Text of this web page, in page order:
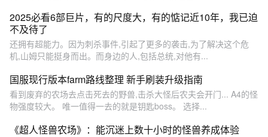
2025必看6部巨片，有的尺度大，有的惦记近10年，我已迫
不及待了
还拥有超能力。因为刺杀事件,引起了更多的袭击,为了解决这个危
机,山姆只能挺身而出。而身边的人,包括总统,对他有...
国服现行版本farm路线整理 新手刷装升级指南
看到废弃的农场去点击死去的野兽,击杀大怪后农夫会开门... A4的怪
物强度较大。 唯一值得一去的就是钥匙boss。 选择...
《超人怪兽农场》：能沉迷上数十小时的怪兽养成体验